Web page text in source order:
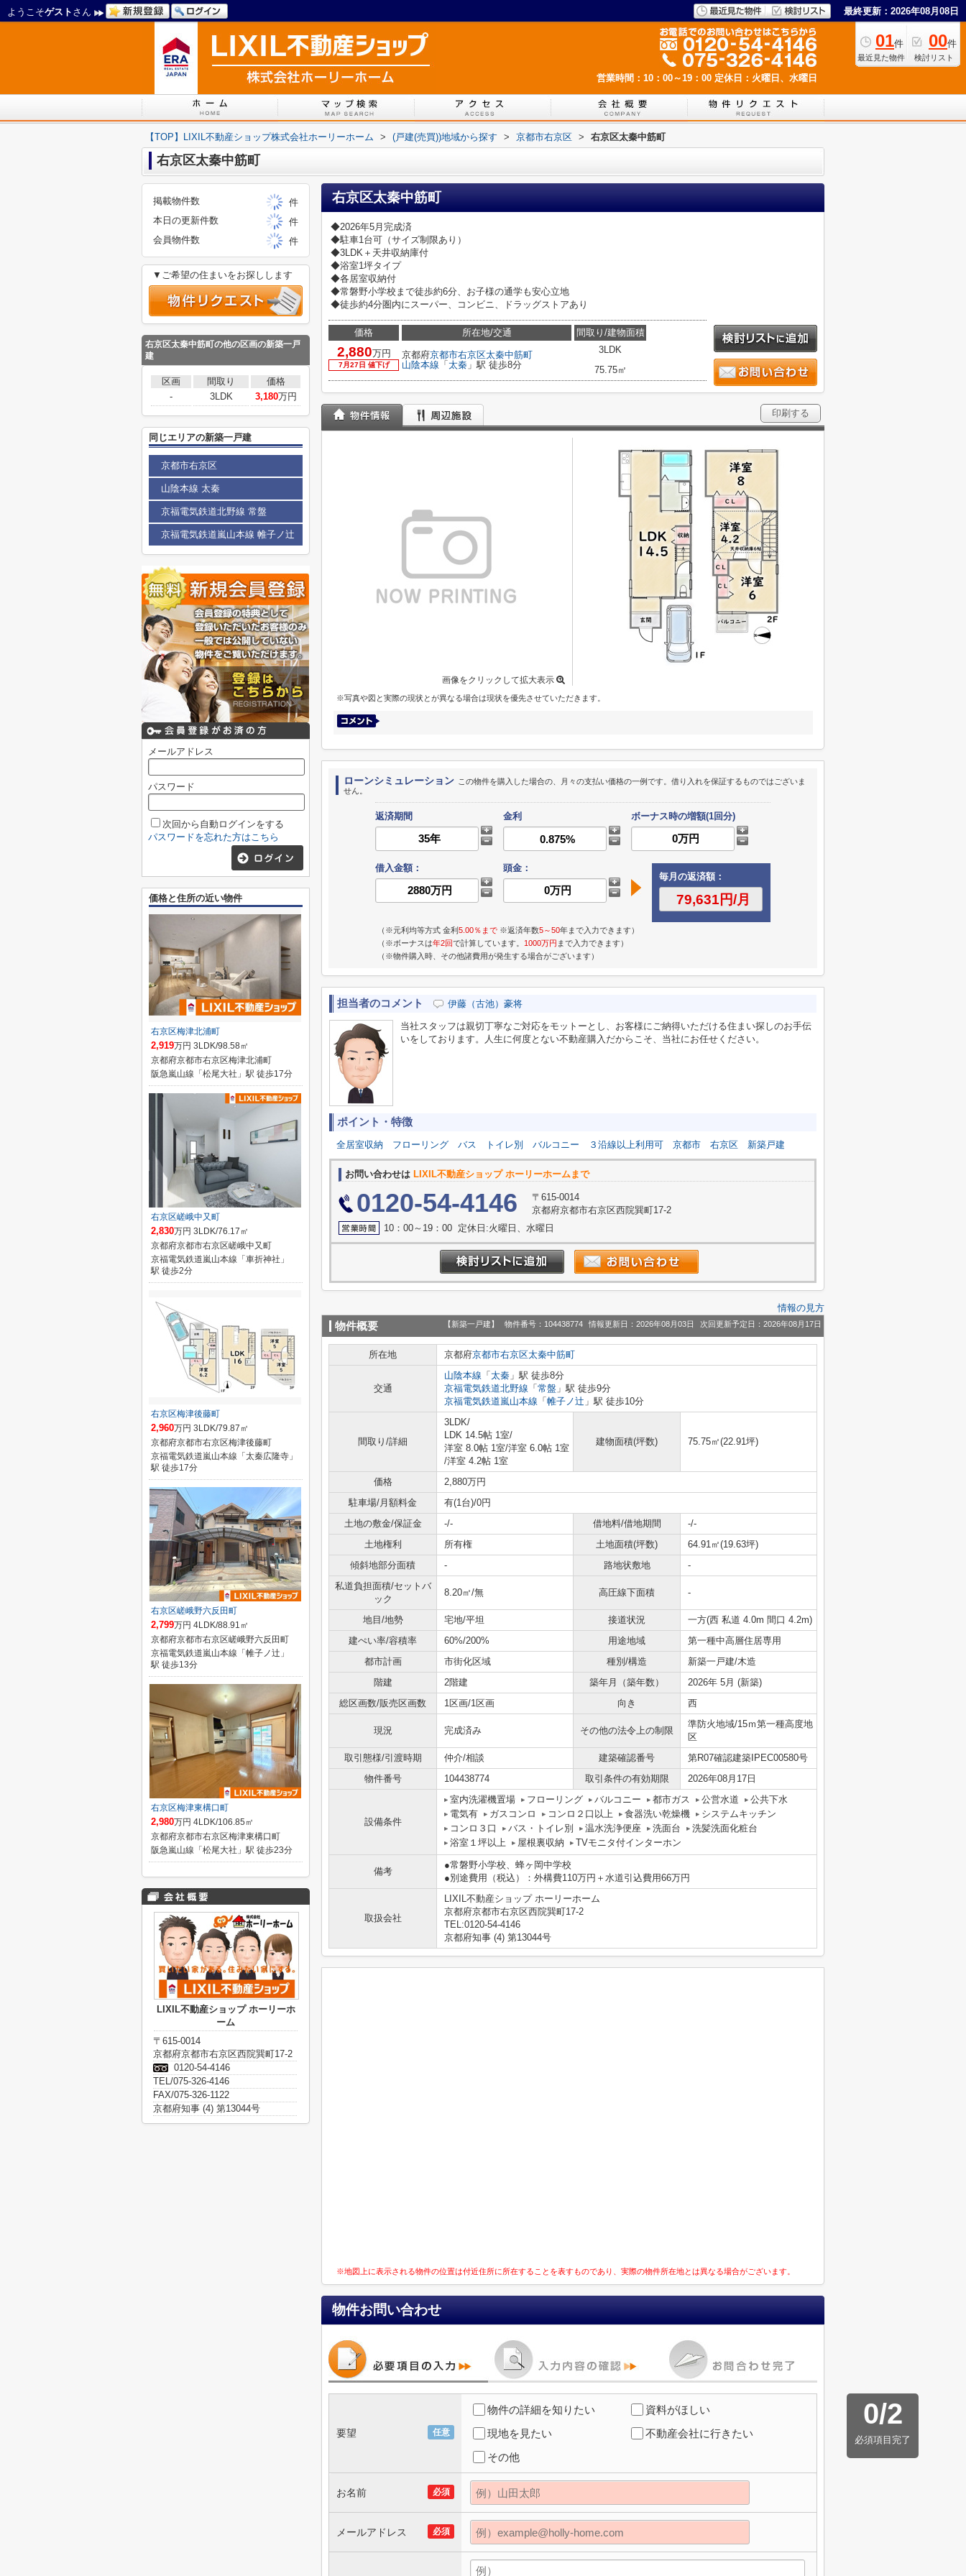
ようこそゲスト さん 最終更新：2026年08月08日
01件
最近見た物件
00件
検討リスト
営業時間：10：00～19：00 定休日：火曜日、水曜日
【TOP】LIXIL不動産ショップ株式会社ホーリーホーム > (戸建(売買))地域から探す > 京都市右京区 > 右京区太秦中筋町
右京区太秦中筋町
右京区太秦中筋町
◆2026年5月完成済
◆駐車1台可（サイズ制限あり）
◆3LDK＋天井収納庫付
◆浴室1坪タイプ
◆各居室収納付
◆常磐野小学校まで徒歩約6分、お子様の通学も安心立地
◆徒歩約4分圏内にスーパー、コンビニ、ドラッグストアあり
価格
2,880万円
7月27日 値下げ
所在地/交通
京都府京都市右京区太秦中筋町
山陰本線 「 太秦 」駅 徒歩8分
間取り/建物面積
3LDK
75.75㎡
印刷する
画像をクリックして拡大表示
※写真や図と実際の現状とが異なる場合は現状を優先させていただきます。
ローンシミュレーション この物件を購入した場合の、月々の支払い価格の一例です。借り入れを保証するものではございま
せん。
返済期間 金利 ボーナス時の増額(1回分)
借入金額：
頭金：
毎月の返済額：
（※元利均等方式 金利5.00％まで ※返済年数5～50年まで入力できます）
（※ボーナスは年2回で計算しています。 1000万円 まで入力できます）
（※物件購入時、その他諸費用が発生する場合がございます）
担当者のコメント 伊藤（古池）豪将
当社スタッフは親切丁寧なご対応をモットーとし、お客様にご納得いただける住まい探しのお手伝
いをしております。人生に何度とない不動産購入だからこそ、当社にお任せください。
ポイント・特徴
全居室収納 フローリング バス トイレ別 バルコニー ３沿線以上利用可 京都市 右京区 新築戸建
お問い合わせは LIXIL不動産ショップ ホーリーホームまで
0120-54-4146
〒615-0014
京都府京都市右京区西院巽町17-2
10：00～19：00 定休日:火曜日、水曜日
情報の見方
物件概要 【新築一戸建】 物件番号：104438774 情報更新日：2026年08月03日 次回更新予定日：2026年08月17日
所在地 京都府京都市右京区太秦中筋町
交通
山陰本線 「 太秦 」駅 徒歩8分
京福電気鉄道北野線 「 常盤 」駅 徒歩9分
京福電気鉄道嵐山本線 「 帷子ノ辻 」駅 徒歩10分
間取り/詳細
3LDK/
LDK 14.5帖 1室/
洋室 8.0帖 1室/洋室 6.0帖 1室
/洋室 4.2帖 1室
建物面積(坪数) 75.75㎡(22.91坪)
価格
2,880万円
駐車場/月額料金
有(1台)/0円
土地の敷金/保証金
-/- 借地料/借地期間
-/-
土地権利
所有権 土地面積(坪数)
64.91㎡(19.63坪)
傾斜地部分面積
- 路地状敷地
-
私道負担面積/セットバ
ック
8.20㎡/無 高圧線下面積 -
地目/地勢 宅地/平坦 接道状況
一方(西 私道 4.0m 間口 4.2m)
建ぺい率/容積率
60%/200% 用途地域
第一種中高層住居専用
都市計画
市街化区域 種別/構造
新築一戸建/木造
階建
2階建 築年月（築年数）
2026年 5月 (新築)
総区画数/販売区画数
1区画/1区画 向き 西
現況 完成済み その他の法令上の制限
準防火地域/15ｍ第一種高度地
区
取引態様/引渡時期
仲介/相談 建築確認番号
第R07確認建築IPEC00580号
物件番号
104438774 取引条件の有効期限 2026年08月17日
設備条件
室内洗濯機置場 フローリング バルコニー 都市ガス 公営水道
公共下水
電気有
ガスコンロ コンロ２口以上 食器洗い乾燥機
システムキッチン
コンロ３口
バス・トイレ別 温水洗浄便座 洗面台
洗髪洗面化粧台
浴室１坪以上
屋根裏収納 TVモニタ付インターホン
備考
●常磐野小学校、蜂ヶ岡中学校
●別途費用（税込）：外構費110万円＋水道引込費用66万円
取扱会社
LIXIL不動産ショップ ホーリーホーム
京都府京都市右京区西院巽町17-2
TEL:0120-54-4146
京都府知事 (4) 第13044号
※地図上に表示される物件の位置は付近住所に所在することを表すものであり、実際の物件所在地とは異なる場合がございます。
物件お問い合わせ
0/2
必須項目完了
任意
要望
物件の詳細を知りたい
資料がほしい
現地を見たい
不動産会社に行きたい
その他
必須
お名前
必須
メールアドレス
掲載物件数
件
本日の更新件数
件
会員物件数
件
▼ご希望の住まいをお探しします
右京区太秦中筋町の他の区画の新築一戸
建
区画 間取り
価格
-
3LDK 3,180万円
同じエリアの新築一戸建
京都市右京区
山陰本線 太秦
京福電気鉄道北野線 常盤
京福電気鉄道嵐山本線 帷子ノ辻
メールアドレス
パスワード
次回から自動ログインをする
パスワードを忘れた方はこちら
価格と住所の近い物件
右京区梅津北浦町
2,919万円 3LDK/98.58㎡
京都府京都市右京区梅津北浦町
阪急嵐山線「松尾大社」駅 徒歩17分
右京区嵯峨中又町
2,830万円 3LDK/76.17㎡
京都府京都市右京区嵯峨中又町
京福電気鉄道嵐山本線「車折神社」
駅 徒歩2分
右京区梅津後藤町
2,960万円 3LDK/79.87㎡
京都府京都市右京区梅津後藤町
京福電気鉄道嵐山本線「太秦広隆寺」
駅 徒歩17分
右京区嵯峨野六反田町
2,799万円 4LDK/88.91㎡
京都府京都市右京区嵯峨野六反田町
京福電気鉄道嵐山本線「帷子ノ辻」
駅 徒歩13分
右京区梅津東構口町
2,980万円 4LDK/106.85㎡
京都府京都市右京区梅津東構口町
阪急嵐山線「松尾大社」駅 徒歩23分
LIXIL不動産ショップ ホーリーホ
ーム
〒615-0014
京都府京都市右京区西院巽町17-2
0120-54-4146
TEL/075-326-4146
FAX/075-326-1122
京都府知事 (4) 第13044号